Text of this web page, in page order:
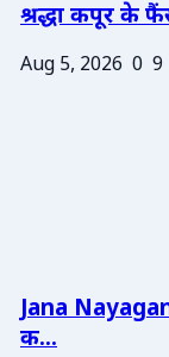
श्रद्धा कपूर के
Aug 5, 2026 0 9
Jana
क...